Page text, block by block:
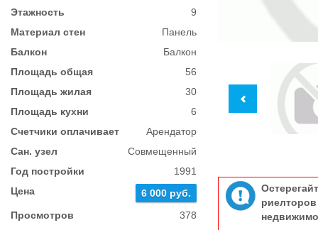
Этажность
9
Материал стен
Панель
Балкон
Балкон
Площадь общая
56
Площадь жилая
30
Площадь кухни
6
Счетчики оплачивает
Арендатор
Сан. узел
Совмещенный
Год постройки
1991
Цена
6 000 руб.
Просмотров
378